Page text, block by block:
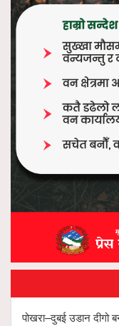
पोखरा–दुबई उडान दीगो